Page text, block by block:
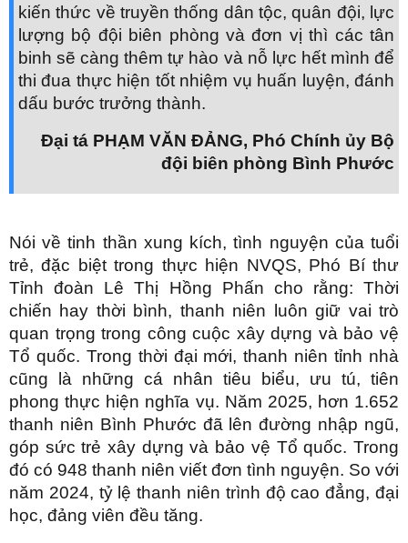
kiến thức về truyền thống dân tộc, quân đội, lực
lượng bộ đội biên phòng và đơn vị thì các tân
binh sẽ càng thêm tự hào và nỗ lực hết mình để
thi đua thực hiện tốt nhiệm vụ huấn luyện, đánh
dấu bước trưởng thành.
Đại tá PHẠM VĂN ĐẢNG, Phó Chính ủy Bộ
đội biên phòng Bình Phước
Nói về tinh thần xung kích, tình nguyện của tuổi
trẻ, đặc biệt trong thực hiện NVQS, Phó Bí thư
Tỉnh đoàn Lê Thị Hồng Phấn cho rằng: Thời
chiến hay thời bình, thanh niên luôn giữ vai trò
quan trọng trong công cuộc xây dựng và bảo vệ
Tổ quốc. Trong thời đại mới, thanh niên tỉnh nhà
cũng là những cá nhân tiêu biểu, ưu tú, tiên
phong thực hiện nghĩa vụ. Năm 2025, hơn 1.652
thanh niên Bình Phước đã lên đường nhập ngũ,
góp sức trẻ xây dựng và bảo vệ Tổ quốc. Trong
đó có 948 thanh niên viết đơn tình nguyện. So với
năm 2024, tỷ lệ thanh niên trình độ cao đẳng, đại
học, đảng viên đều tăng.